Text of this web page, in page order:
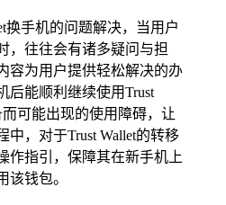
换手机的问题解决，当用户
，往往会有诸多疑问与担
容为用户提供轻松解决的办
后能顺利继续使用Trust
可能出现的使用障碍，让
中，对于Trust Wallet的转移
作指引，保障其在新手机上
该钱包。